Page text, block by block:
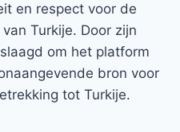
en respect voor de
Turkije. Door zijn
om het platform
bron voor
tot Turkije.